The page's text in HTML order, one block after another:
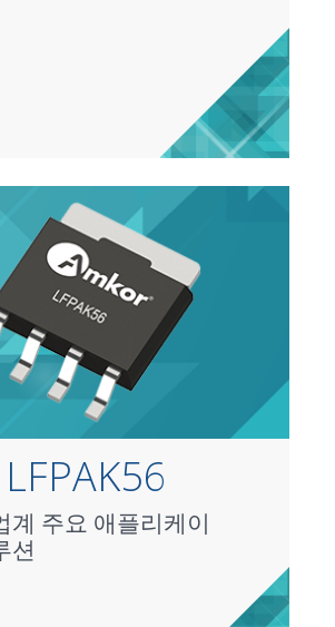
LFPAK56
계 주요 애플리케이
션